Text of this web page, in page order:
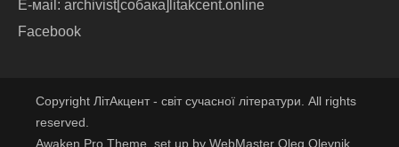
E-маіl: archivist[собака]litakcent.online
Facebook
Copyright ЛітАкцент - світ сучасної літератури. All rights
reserved.
Awaken Pro Theme, set up by WebMaster Oleg Oleynik